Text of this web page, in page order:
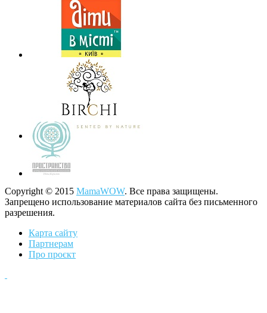
Copyright © 2015 MamaWOW. Все права защищены.
Запрещено использование материалов сайта без письменного
разрешения.
Карта сайту
Партнерам
Про проєкт